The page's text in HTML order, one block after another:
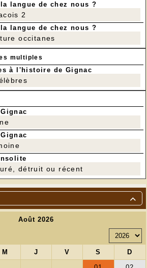

langue de chez nous ?
2
langue de chez nous ?
occitanes
multiples
à l'histoire de Gignac
détruit ou récent